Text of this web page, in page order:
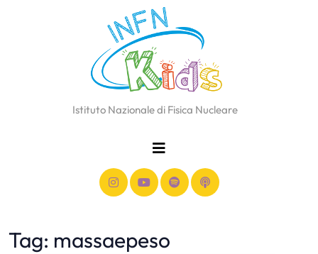
Istituto Nazionale di Fisica Nucleare
Tag: massaepeso